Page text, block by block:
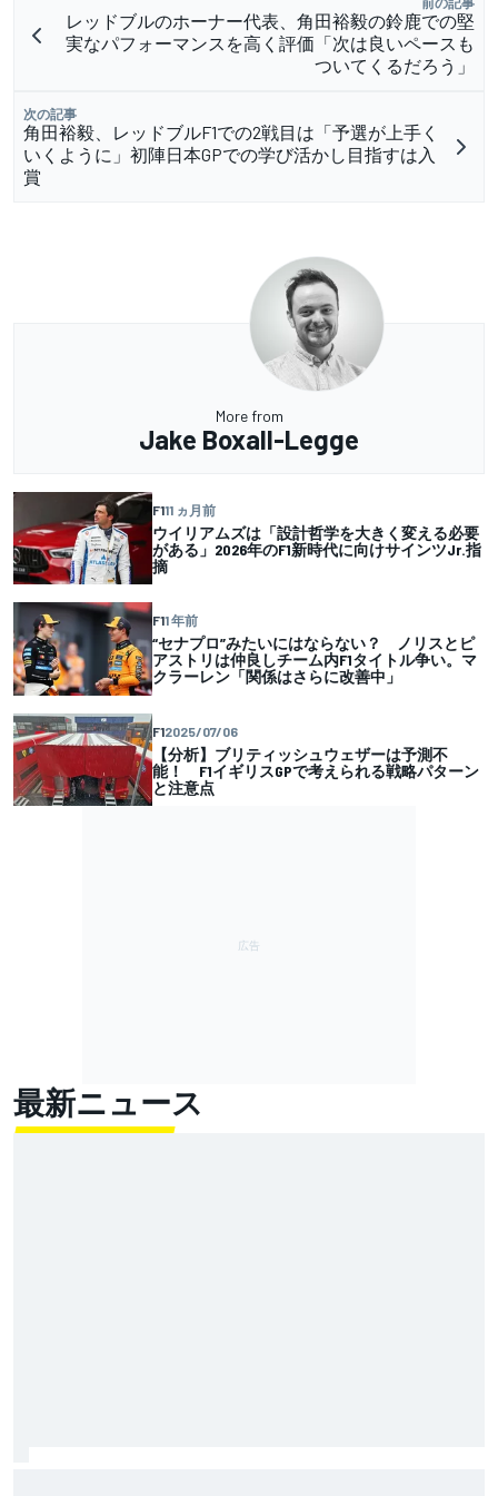
レッドブルのホーナー代表、角田裕毅の鈴鹿での堅
実なパフォーマンスを高く評価「次は良いペースも
ついてくるだろう」
次の記事
角田裕毅、レッドブルF1での2戦目は「予選が上手く
いくように」初陣日本GPでの学び活かし目指すは入
賞
More from
Jake Boxall-Legge
F111 ヵ月前
ウイリアムズは「設計哲学を大きく変える必要
がある」2026年のF1新時代に向けサインツJr.指
摘
F11 年前
“セナプロ”みたいにはならない？ ノリスとピ
アストリは仲良しチーム内F1タイトル争い。マ
クラーレン「関係はさらに改善中」
F12025/07/06
【分析】ブリティッシュウェザーは予測不
能！ F1イギリスGPで考えられる戦略パターン
と注意点
最新ニュース